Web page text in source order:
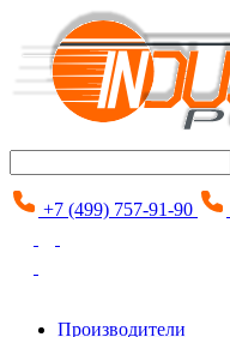
+7 (499) 757-91-90
Производители